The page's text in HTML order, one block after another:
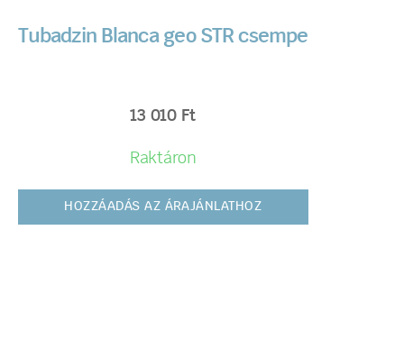
Tubadzin Blanca geo STR csempe
13 010 Ft
Raktáron
HOZZÁADÁS AZ ÁRAJÁNLATHOZ